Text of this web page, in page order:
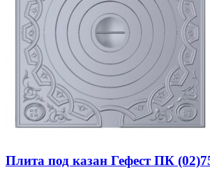
Плита под казан Гефест ПК